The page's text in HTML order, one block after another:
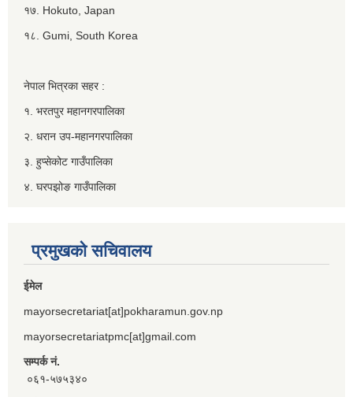
१७. Hokuto, Japan
१८. Gumi, South Korea
नेपाल भित्रका सहर :
१. भरतपुर महानगरपालिका
२. धरान उप-महानगरपालिका
३. हुप्सेकोट गाउँपालिका
४. घरपझोङ गाउँपालिका
प्रमुखको सचिवालय
ईमेल
mayorsecretariat[at]pokharamun.gov.np
mayorsecretariatpmc[at]gmail.com
सम्पर्क नं.
०६१-५७५३४०